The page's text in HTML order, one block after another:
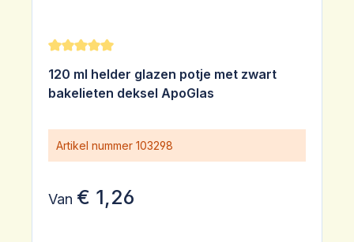
Gemiddelde waardering van 5 van 5 sterren
120 ml helder glazen potje met zwart
bakelieten deksel ApoGlas
Artikel nummer 103298
Van € 1,26